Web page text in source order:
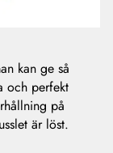
kan ge så
och perfekt
på
är löst.